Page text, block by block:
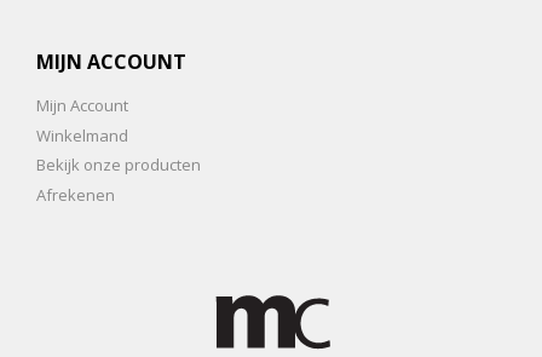
MIJN ACCOUNT
Mijn Account
Winkelmand
Bekijk onze producten
Afrekenen